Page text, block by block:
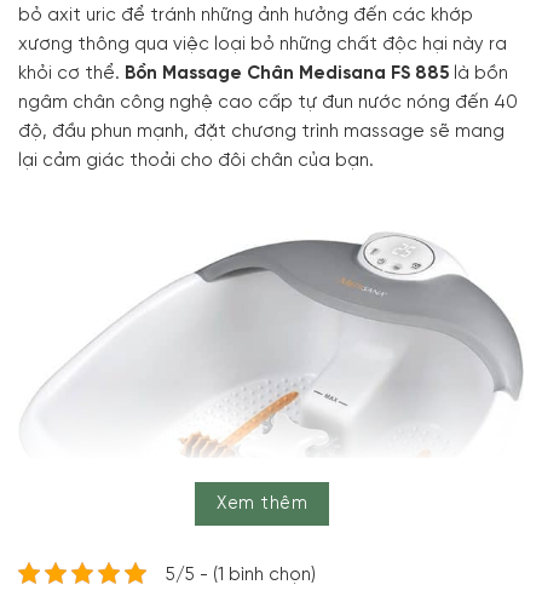
bỏ axit uric để tránh những ảnh hưởng đến các khớp
xương thông qua việc loại bỏ những chất độc hại này ra
khỏi cơ thể. Bồn Massage Chân Medisana FS 885 là bồn
ngâm chân công nghệ cao cấp tự đun nước nóng đến 40
độ, đầu phun mạnh, đặt chương trình massage sẽ mang
lại cảm giác thoải cho đôi chân của bạn.
Xem thêm
5/5 - (1 bình chọn)